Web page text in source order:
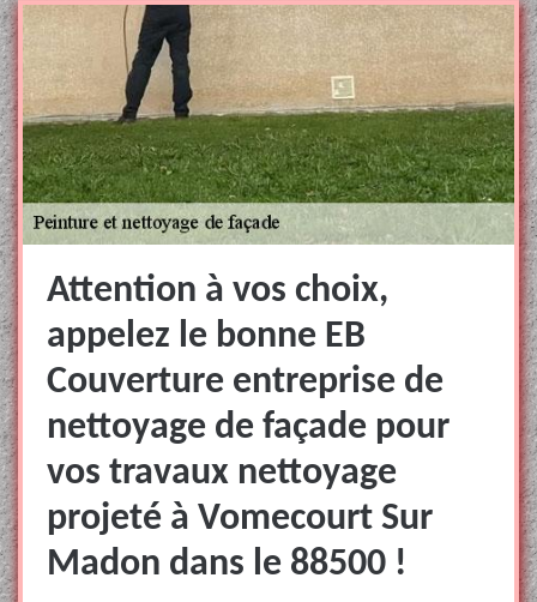
Attention à vos choix,
appelez le bonne EB
Couverture entreprise de
nettoyage de façade pour
vos travaux nettoyage
projeté à Vomecourt Sur
Madon dans le 88500 !